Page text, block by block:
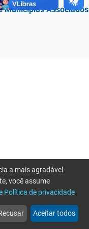
Municípios Associados
web
Notícias
more_horiz
Mais
a mais agradável
você assume
Política de privacidade
Aceitar todos
novamente